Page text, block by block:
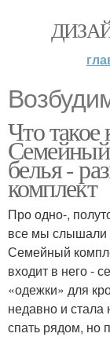
Что такое
Семейный
белья -
комплект
Про одно-,
все мы слышали
Семейный
входит в него -
«одежки» для
недавно и стала
спать рядом, но